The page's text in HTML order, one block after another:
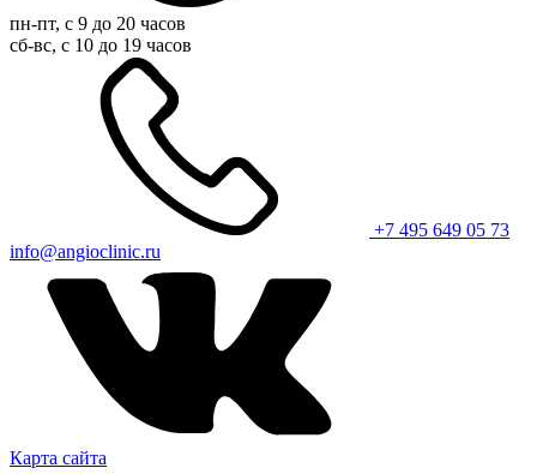
пн-пт, с 9 до 20 часов
сб-вс, с 10 до 19 часов
+7 495 649 05 73
info@angioclinic.ru
Карта сайта